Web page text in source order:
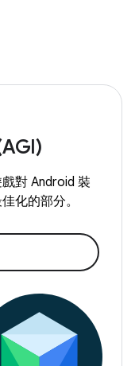
對 Android 裝
化的部分。